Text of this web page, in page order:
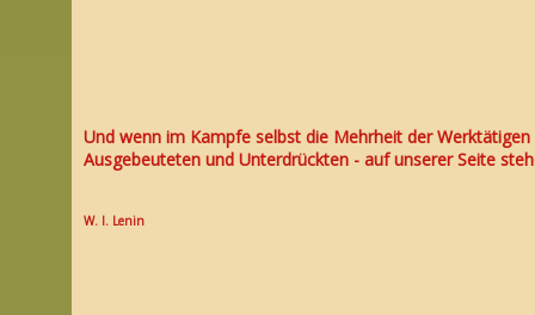
Und wenn im Kampfe selbst die Mehrheit der
Ausgebeuteten und Unterdrückten - auf unserer Seite
W. I. Lenin